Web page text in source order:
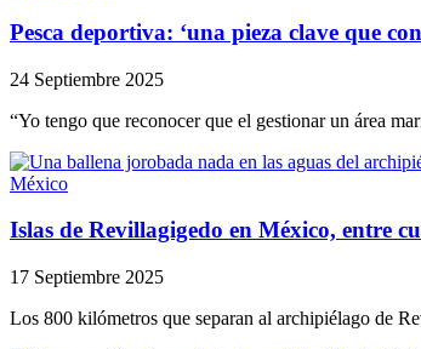
Pesca deportiva: ‘una pieza clave que
24 Septiembre 2025
“Yo tengo que reconocer que el gestionar un área
México
Islas de Revillagigedo en México, entre
17 Septiembre 2025
Los 800 kilómetros que separan al archipiélago de